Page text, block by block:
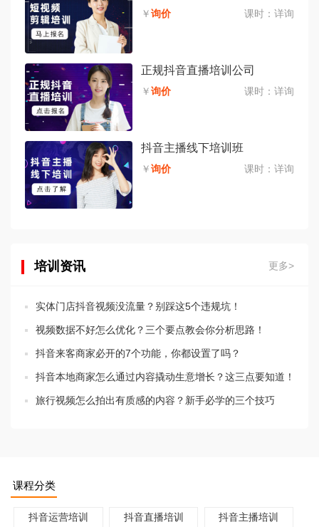
￥询价 课时： 详询
正规抖音直播培训公司
￥询价 课时： 详询
抖音主播线下培训班
￥询价 课时： 详询
培训资讯 更多>
实体门店抖音视频没流量？别踩这5个违规坑！
视频数据不好怎么优化？三个要点教会你分析思路！
抖音来客商家必开的7个功能，你都设置了吗？
抖音本地商家怎么通过内容撬动生意增长？这三点要知道！
旅行视频怎么拍出有质感的内容？新手必学的三个技巧
课程分类
抖音运营培训 抖音直播培训 抖音主播培训